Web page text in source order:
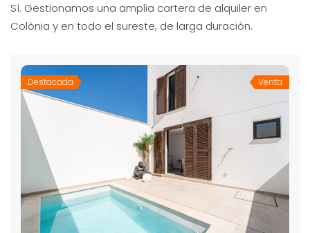
Sí. Gestionamos una amplia cartera de alquiler en
Colònia y en todo el sureste, de larga duración.
Destacada Venta